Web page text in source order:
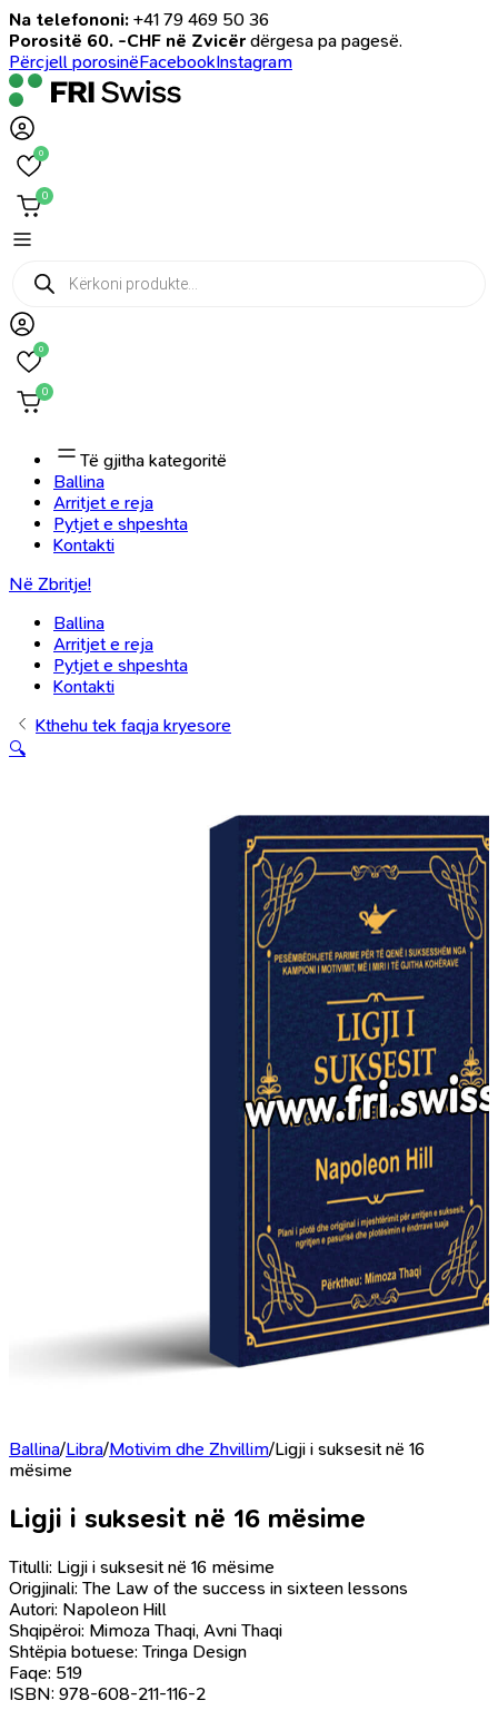
Na telefononi: +41 79 469 50 36
Porositë 60. -CHF në Zvicër dërgesa pa pagesë.
Përcjell porosinëFacebookInstagram
0
0
Products
search
0
0
Të gjitha kategoritë
Ballina
Arritjet e reja
Pytjet e shpeshta
Kontakti
Në Zbritje!
Ballina
Arritjet e reja
Pytjet e shpeshta
Kontakti
Kthehu tek faqja kryesore
🔍
Ballina/Libra/Motivim dhe Zhvillim/Ligji i suksesit në 16
mësime
Ligji i suksesit në 16 mësime
Titulli: Ligji i suksesit në 16 mësime
Origjinali: The Law of the success in sixteen lessons
Autori: Napoleon Hill
Shqipëroi: Mimoza Thaqi, Avni Thaqi
Shtëpia botuese: Tringa Design
Faqe: 519
ISBN: 978-608-211-116-2